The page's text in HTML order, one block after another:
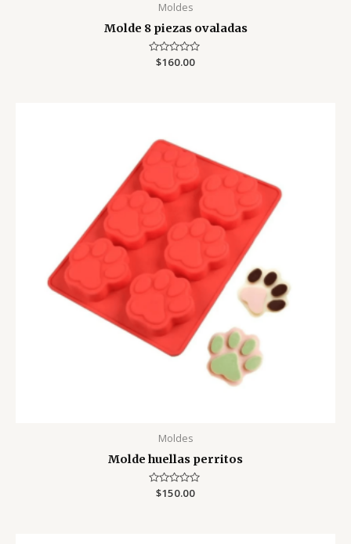
Moldes
Molde 8 piezas ovaladas
Valorado
$160.00
Moldes
Molde huellas perritos
Valorado
$150.00